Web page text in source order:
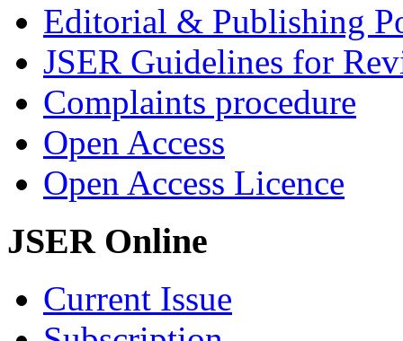
Editorial & Publishing
JSER Guidelines for
Complaints procedure
Open Access
Open Access Licence
JSER Online
Current Issue